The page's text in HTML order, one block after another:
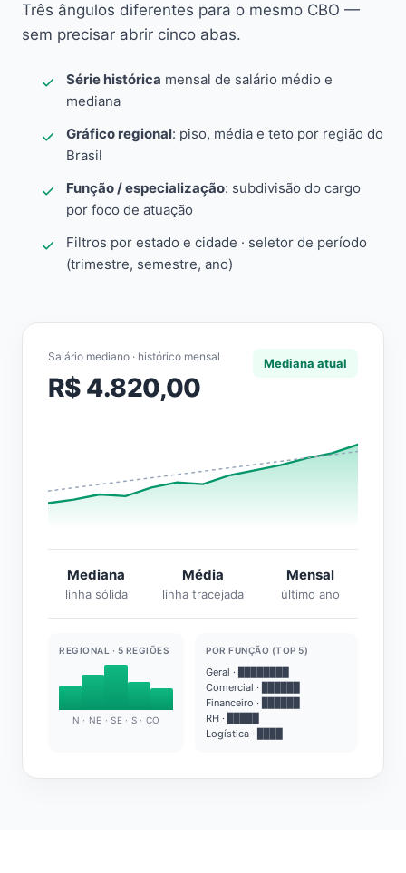
Três ângulos diferentes para o mesmo CBO —
sem precisar abrir cinco abas.
Série histórica mensal de salário médio e
mediana
Gráfico regional: piso, média e teto por região do
Brasil
Função / especialização: subdivisão do cargo
por foco de atuação
Filtros por estado e cidade · seletor de período
(trimestre, semestre, ano)
Salário mediano · histórico mensal
R$ 4.820,00
Mediana atual
Mediana
linha sólida
Média
linha tracejada
Mensal
último ano
REGIONAL · 5 REGIÕES
N · NE · SE · S · CO
POR FUNÇÃO (TOP 5)
Geral · ████████
Comercial · ██████
Financeiro · ██████
RH · █████
Logística · ████